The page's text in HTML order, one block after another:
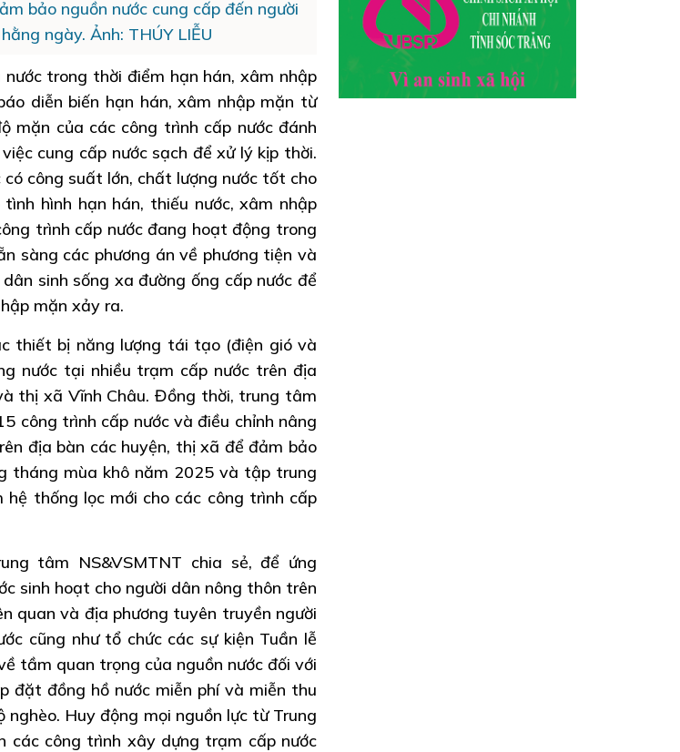
bảo nguồn nước cung cấp đến người
ngày. Ảnh: THÚY LIỄU
trong thời điểm hạn hán, xâm nhập
diễn biến hạn hán, xâm nhập mặn từ
mặn của các công trình cấp nước đánh
cung cấp nước sạch để xử lý kịp thời.
công suất lớn, chất lượng nước tốt cho
hình hạn hán, thiếu nước, xâm nhập
trình cấp nước đang hoạt động trong
sàng các phương án về phương tiện và
sinh sống xa đường ống cấp nước để
mặn xảy ra.
thiết bị năng lượng tái tạo (điện gió và
nước tại nhiều trạm cấp nước trên địa
thị xã Vĩnh Châu. Đồng thời, trung tâm
công trình cấp nước và điều chỉnh nâng
địa bàn các huyện, thị xã để đảm bảo
tháng mùa khô năm 2025 và tập trung
thống lọc mới cho các công trình cấp
tâm NS&VSMTNT chia sẻ, để ứng
sinh hoạt cho người dân nông thôn trên
quan và địa phương tuyên truyền người
cũng như tổ chức các sự kiện Tuần lễ
tầm quan trọng của nguồn nước đối với
đặt đồng hồ nước miễn phí và miễn thu
nghèo. Huy động mọi nguồn lực từ Trung
các công trình xây dựng trạm cấp nước